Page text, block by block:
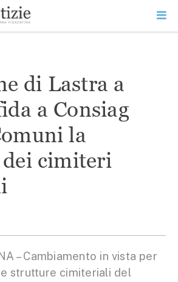
di Lastra a
a Consiag
la
dei cimiteri
– Cambiamento in vista per
strutture cimiteriali del